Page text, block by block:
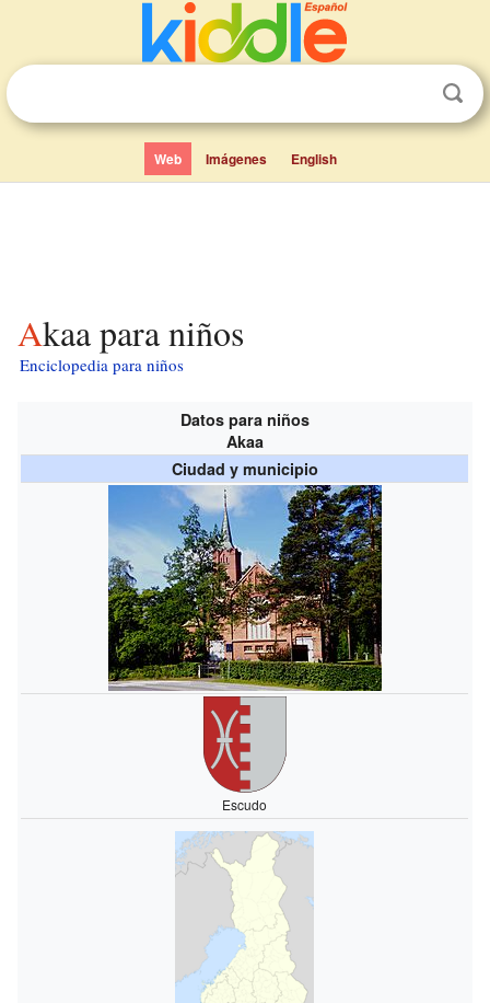
Web Imágenes English
Akaa para niños
Enciclopedia para niños
Datos para niños
Akaa
Ciudad y municipio
Escudo